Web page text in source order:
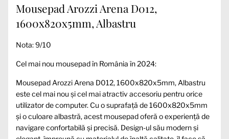
Mousepad Arozzi Arena D012,
1600x820x5mm, Albastru
Nota: 9/10
Cel mai nou mousepad în România în 2024:
Mousepad Arozzi Arena D012, 1600x820x5mm, Albastru
este cel mai nou și cel mai atractiv accesoriu pentru orice
utilizator de computer. Cu o suprafață de 1600x820x5mm
și o culoare albastră, acest mousepad oferă o experiență de
navigare confortabilă și precisă. Design-ul său modern și